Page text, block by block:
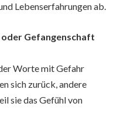
Lebenserfahrungen ab.
Gefangenschaft
Worte mit Gefahr
sich zurück, andere
sie das Gefühl von